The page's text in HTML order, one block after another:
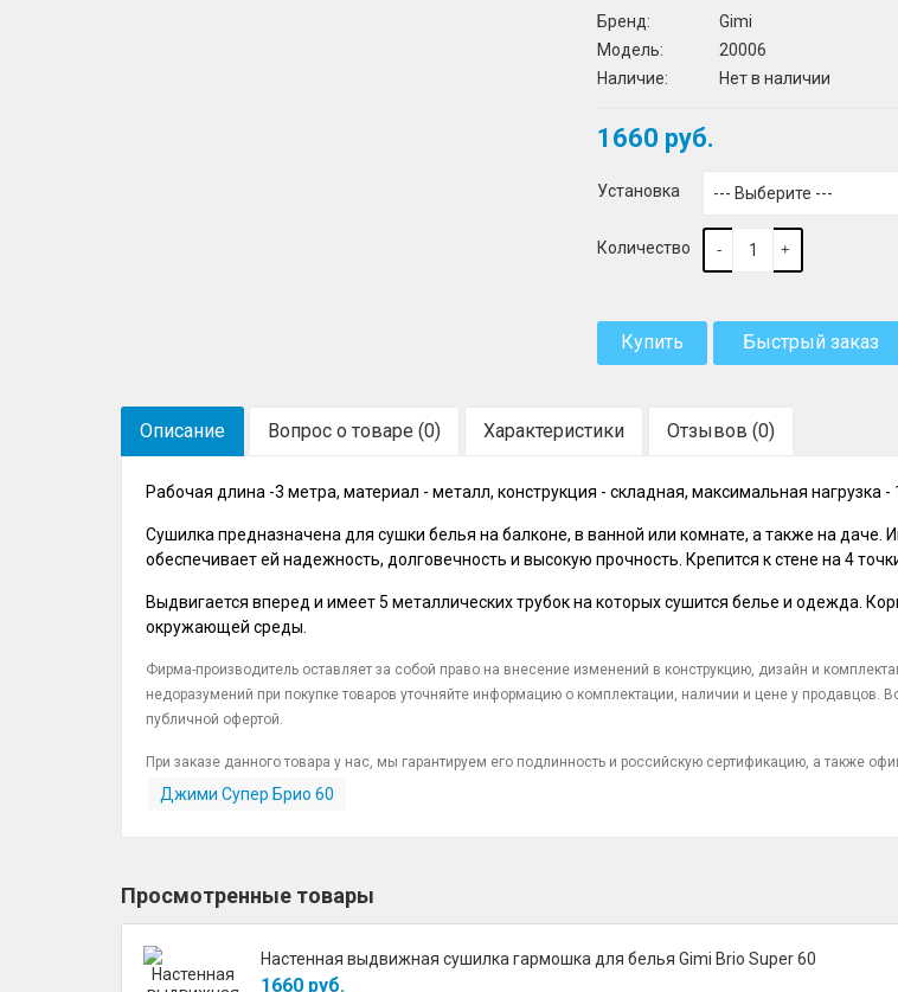
Бренд:
Gimi
Модель:
20006
Наличие:
Нет в наличии
1660 руб.
Установка
Количество - +
Купить Быстрый заказ
Описание Вопрос о товаре (0) Характеристики Отзывов (0)
Рабочая длина -3 метра, материал - металл, конструкция - складная, максимальная нагрузка
Сушилка предназначена для сушки белья на балконе, в ванной или комнате, а также на даче.
обеспечивает ей надежность, долговечность и высокую прочность. Крепится к стене на 4
Выдвигается вперед и имеет 5 металлических трубок на которых сушится белье и одежда.
окружающей среды.
Фирма-производитель оставляет за собой право на внесение изменений в конструкцию, дизайн и
недоразумений при покупке товаров уточняйте информацию о комплектации, наличии и цене у продавцов.
публичной офертой.
При заказе данного товара у нас, мы гарантируем его подлинность и российскую сертификацию, а также
Джими Супер Брио 60
Просмотренные товары
Настенная выдвижная сушилка гармошка для белья Gimi Brio Super 60
1660 руб.